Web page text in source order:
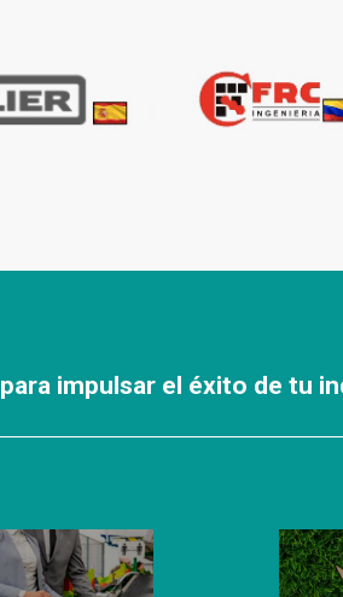
para impulsar el éxito de tu